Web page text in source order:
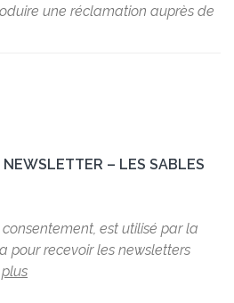
une réclamation auprès de
– LES SABLES
est utilisé par la
pour recevoir les newsletters